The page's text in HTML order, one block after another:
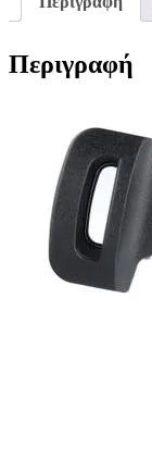
black
Περιγραφή